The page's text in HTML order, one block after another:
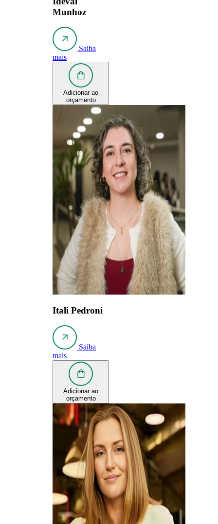
Munhoz
Saiba
mais
Adicionar ao
orçamento
Itali Pedroni
Saiba
mais
Adicionar ao
orçamento